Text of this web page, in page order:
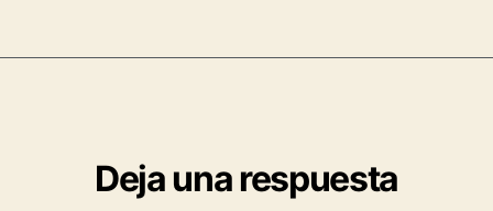
Deja una respuesta